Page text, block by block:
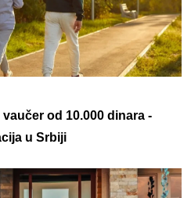
od 10.000 dinara -
u Srbiji